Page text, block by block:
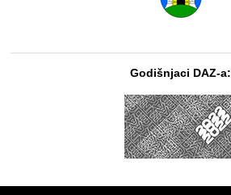
Godišnjaci DAZ-a: